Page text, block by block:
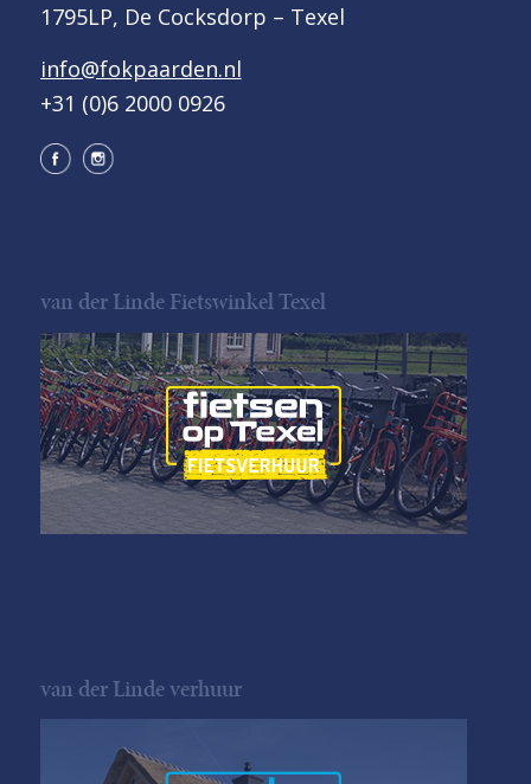
1795LP, De Cocksdorp – Texel
info@fokpaarden.nl
+31 (0)6 2000 0926
van der Linde Fietswinkel Texel
van der Linde verhuur